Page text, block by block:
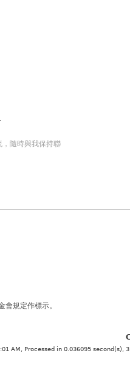
隨時與我保持聯
規定作標示。
AM, Processed in 0.036095 second(s),